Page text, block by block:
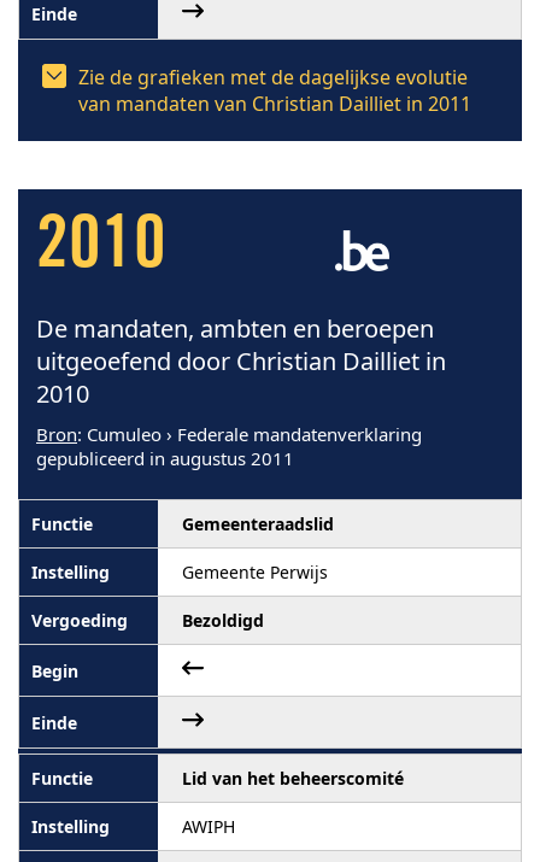
Zie de grafieken met de dagelijkse evolutie
van mandaten van Christian Dailliet in 2011
2010
De mandaten, ambten en beroepen
uitgeoefend door Christian Dailliet in
2010
Bron: Cumuleo › Federale mandatenverklaring
gepubliceerd in augustus 2011
Gemeenteraadslid
Gemeente Perwijs
Bezoldigd
Lid van het beheerscomité
AWIPH